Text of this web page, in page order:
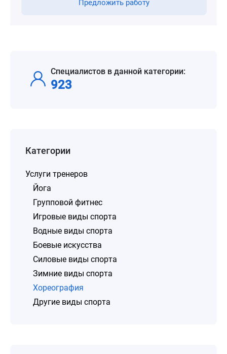
Предложить работу
Специалистов в данной категории:
923
Категории
Услуги тренеров
Йога
Групповой фитнес
Игровые виды спорта
Водные виды спорта
Боевые искусства
Силовые виды спорта
Зимние виды спорта
Хореография
Другие виды спорта